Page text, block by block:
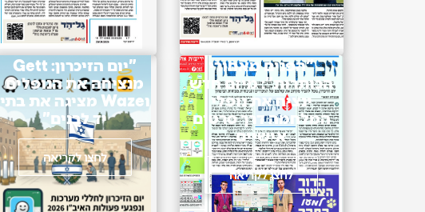
"הפנים מאחורי
הכותרות": מיזם חדש
ינציח את נופלי
המלחמה דרך סרטים
אישיים
לחצו לקריאה
"יום הזיכרון: Gett
מנציחה את הנופלים
וWaze מציגה את בתי
יד לבנים"
לחצו לקריאה